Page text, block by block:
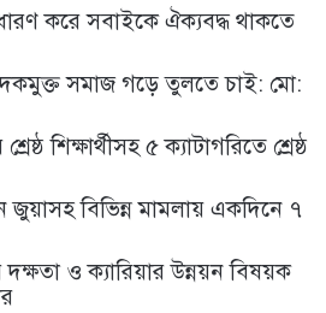
করে সবাইকে ঐক্যবদ্ধ থাকতে
সমাজ গড়ে তুলতে চাই: মো:
শিক্ষার্থীসহ ৫ ক্যাটাগরিতে শ্রেষ্ঠ
জুয়াসহ বিভিন্ন মামলায় একদিনে ৭
দক্ষতা ও ক্যারিয়ার উন্নয়ন বিষয়ক